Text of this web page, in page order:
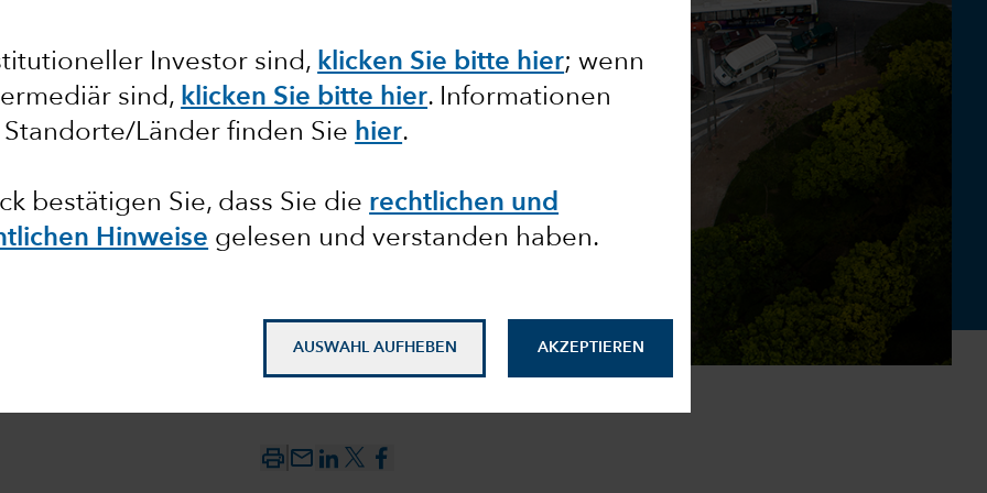
Investor sind, klicken Sie bitte hier; wenn
sind, klicken Sie bitte hier. Informationen
Länder finden Sie hier.
bestätigen Sie, dass Sie die rechtlichen und
Hinweise gelesen und verstanden haben.
AUSWAHL AUFHEBEN AKZEPTIEREN
mail_outline